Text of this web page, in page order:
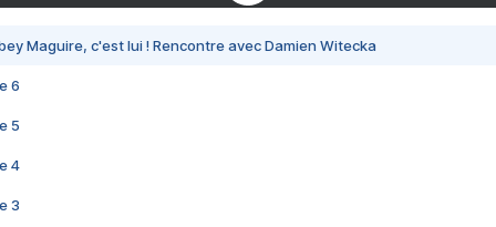
Maguire, c'est lui ! Rencontre avec Damien Witecka
6
5
4
3